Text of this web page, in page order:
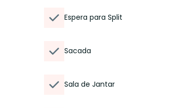
Espera para Split
Sacada
Sala de Jantar